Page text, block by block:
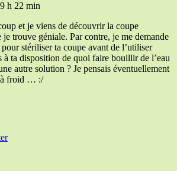
h 22 min
et je viens de découvrir la coupe
je trouve géniale. Par contre, je me demande
stériliser ta coupe avant de l’utiliser
à ta disposition de quoi faire bouillir de l’eau
autre solution ? Je pensais éventuellement
à froid … :/